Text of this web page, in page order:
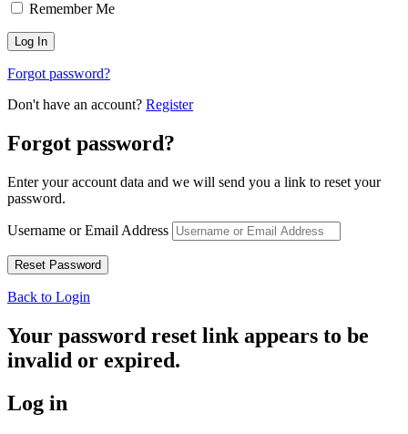
Remember Me
Forgot password?
Don't have an account? Register
Forgot password?
Enter your account data and we will send you a link to reset your
password.
Username or Email Address
Back to Login
Your password reset link appears to be
invalid or expired.
Log in